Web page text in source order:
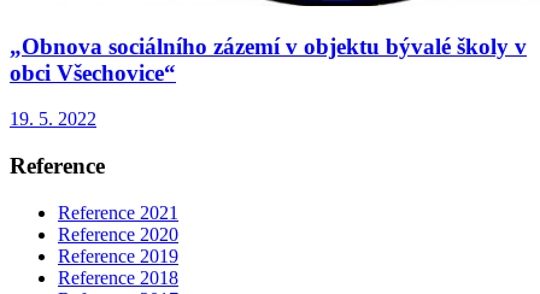
„Obnova sociálního zázemí v objektu bývalé školy v
obci Všechovice“
19. 5. 2022
Reference
Reference 2021
Reference 2020
Reference 2019
Reference 2018